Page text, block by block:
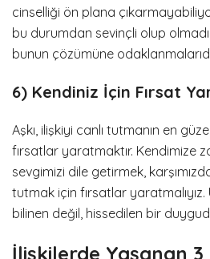
cinselliği ön plana
bu durumdan sevinçli olup
bunun çözümüne
6) Kendiniz İçin Fırsat
Aşkı, ilişkiyi canlı tutmanın en
fırsatlar yaratmaktır. Kendimize
sevgimizi dile getirmek,
tutmak için fırsatlar yaratmalıyız.
bilinen değil, hissedilen bir
İlişkilerde Yaşanan